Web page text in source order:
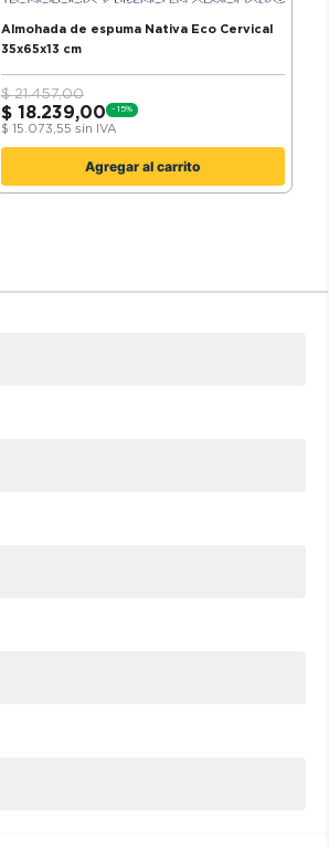
Almohada de espuma Nativa Eco Cervical
35x65x13 cm
$21.457,00
$ 18.239,00 - 15%
$ 15.073,55 sin IVA
Agregar al carrito